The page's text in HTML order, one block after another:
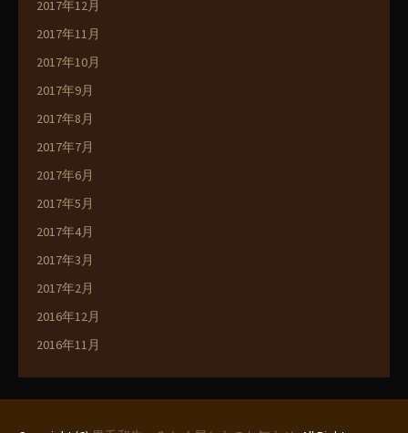
2017年12月
2017年11月
2017年10月
2017年9月
2017年8月
2017年7月
2017年6月
2017年5月
2017年4月
2017年3月
2017年2月
2016年12月
2016年11月